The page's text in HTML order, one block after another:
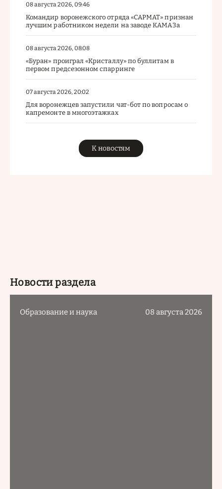
08 августа 2026, 09:46
Командир воронежского отряда «САРМАТ» признан
лучшим работником недели на заводе КАМАЗа
08 августа 2026, 08:08
«Буран» проиграл «Кристаллу» по буллитам в
первом предсезонном спарринге
07 августа 2026, 20:02
Для воронежцев запустили чат-бот по вопросам о
капремонте в многоэтажках
К новостям
Новости раздела
Образование и наука 08 августа 2026